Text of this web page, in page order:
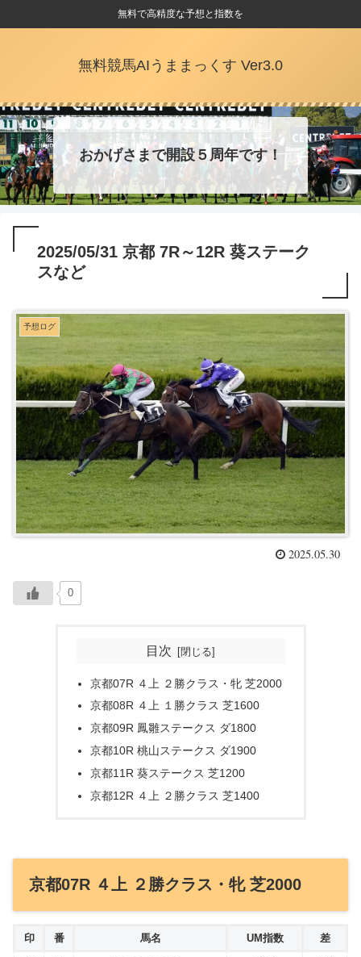
無料で高精度な予想と指数を
無料競馬AIうままっくす Ver3.0
おかげさまで開設５周年です！
2025/05/31 京都 7R～12R 葵ステーク
スなど
予想ログ
2025.05.30
0
目次
京都07R ４上 ２勝クラス・牝 芝2000
京都08R ４上 １勝クラス 芝1600
京都09R 鳳雛ステークス ダ1800
京都10R 桃山ステークス ダ1900
京都11R 葵ステークス 芝1200
京都12R ４上 ２勝クラス 芝1400
京都07R ４上 ２勝クラス・牝 芝2000
印 番 馬名 UM指数 差